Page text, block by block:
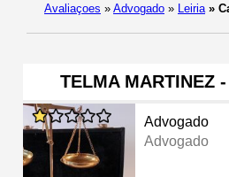
Avaliaçoes » Advogado » Leiria »
TELMA MARTINEZ
Advogado
Advogado